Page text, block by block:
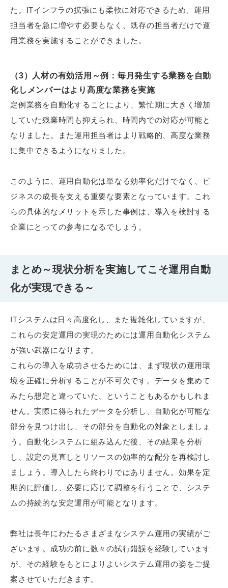
た。ITインフラの拡張にも柔軟に対応できるため、運用
担当者を急に増やす必要もなく、既存の担当者だけで運
用業務を実施することができました。
（3）人材の有効活用～例：毎月発生する業務を自動
化しメンバーはより高度な業務を実施
定例業務を自動化することにより、繁忙期に大きく増加
していた残業時間も抑えられ、時間内での対応が可能と
なりました。また運用担当者はより戦略的、高度な業務
に集中できるようになりました。
このように、運用自動化は単なる効率化だけでなく、ビ
ジネスの成長を支える重要な要素となっています。これ
らの具体的なメリットを示した事例は、導入を検討する
企業にとっての参考になるでしょう。
まとめ～現状分析を実施してこそ運用自動
化が実現できる～
ITシステムは日々高度化し、また複雑化していますが、
これらの安定運用の実現のためには運用自動化システム
が強い武器になります。
これらの導入を成功させるためには、まず現状の運用環
境を正確に分析することが不可欠です。データを集めて
みたら想定と違っていた、ということもあるかもしれま
せん。実際に得られたデータを分析し、自動化が可能な
部分を見つけ出し、その部分を自動化の対象としましょ
う。自動化システムに組み込んだ後、その結果を分析
し、設定の見直しとリソースの効率的な配分を再検討し
ましょう。導入したら終わりではありません。効果を定
期的に評価し、必要に応じて調整を行うことで、システ
ムの持続的な安定運用が可能となります。
弊社は長年にわたるさまざまなシステム運用の実績がご
ざいます。成功の前に数々の試行錯誤を経験しています
が、その経験をもとによりよいシステム運用の姿をご提
案させていただきます。